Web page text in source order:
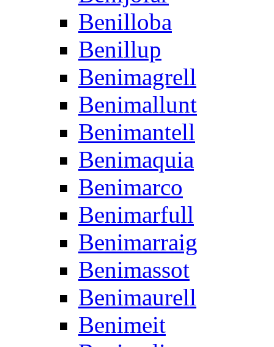
Benilloba
Benillup
Benimagrell
Benimallunt
Benimantell
Benimaquia
Benimarco
Benimarfull
Benimarraig
Benimassot
Benimaurell
Benimeit